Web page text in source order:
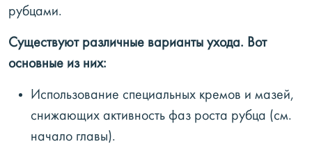
рубцами.
Существуют различные варианты ухода. Вот
основные из них:
Использование специальных кремов и мазей,
снижающих активность фаз роста рубца (см.
начало главы).